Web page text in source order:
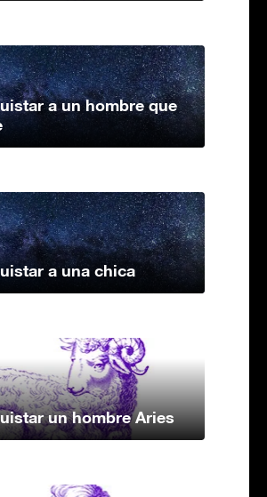
a un hombre que
a una chica
un hombre Aries